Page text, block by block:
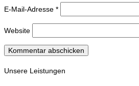
E-Mail-Adresse *
Website
Unsere Leistungen